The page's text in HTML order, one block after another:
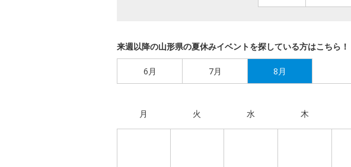
来週以降の山形県の夏休みイベントを探している方はこちら！
6月 7月 8月
月 火 水 木